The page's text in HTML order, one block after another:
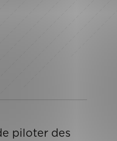
piloter des